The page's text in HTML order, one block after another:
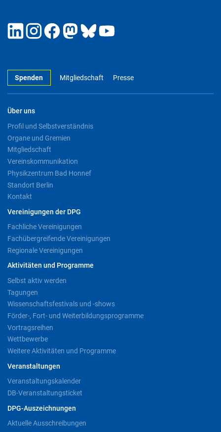
Spenden Mitgliedschaft Presse
Über uns
Profil und Selbstverständnis
Organe und Gremien
Mitgliedschaft
Vereinskommunikation
Physikzentrum Bad Honnef
Standort Berlin
Kontakt
Vereinigungen der DPG
Fachliche Vereinigungen
Fachübergreifende Vereinigungen
Regionale Vereinigungen
Aktivitäten und Programme
Selbst aktiv werden
Tagungen
Wissenschaftsfestivals und -shows
Förder-, Fort- und Weiterbildungsprogramme
Vortragsreihen
Wettbewerbe
Weitere Aktivitäten und Programme
Veranstaltungen
Veranstaltungskalender
DB-Veranstaltungsticket
DPG-Auszeichnungen
Aktuelle Ausschreibungen